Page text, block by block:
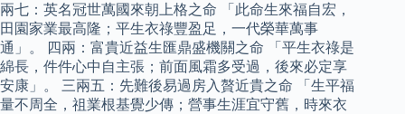
兩七：英名冠世萬國來朝上格之命 「此命生來福自宏，
田園家業最高隆；平生衣祿豐盈足，一代榮華萬事
通」。 四兩：富貴近益生匯鼎盛機關之命 「平生衣祿是
綿長，件件心中自主張；前面風霜多受過，後來必定享
安康」。 三兩五：先難後易過房入贅近貴之命 「生平福
量不周全，祖業根基覺少傳；營事生涯宜守舊，時來衣